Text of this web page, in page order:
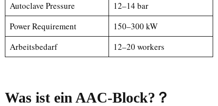
Autoclave Pressure
12–14 bar
Power Requirement
150–300 kW
Arbeitsbedarf
12–20 workers
Was ist ein AAC-Block? ？